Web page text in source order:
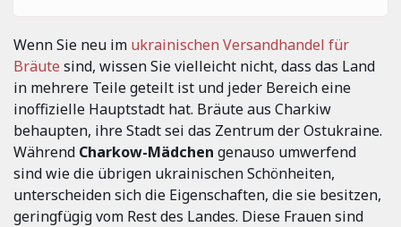
Wenn Sie neu im ukrainischen Versandhandel für
Bräute sind, wissen Sie vielleicht nicht, dass das Land
in mehrere Teile geteilt ist und jeder Bereich eine
inoffizielle Hauptstadt hat. Bräute aus Charkiw
behaupten, ihre Stadt sei das Zentrum der Ostukraine.
Während Charkow-Mädchen genauso umwerfend
sind wie die übrigen ukrainischen Schönheiten,
unterscheiden sich die Eigenschaften, die sie besitzen,
geringfügig vom Rest des Landes. Diese Frauen sind